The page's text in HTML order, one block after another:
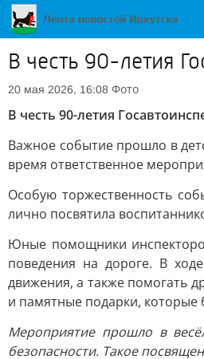
В честь 90-летия
20 мая 2026, 16:08 Фото
В честь 90-летия
Важное событие прошло в
время ответственное
Особую торжественность
лично посвятила
Юные помощники
поведения на дороге. В
движения, а также помогать
и памятные подарки, которые
Мероприятие прошло в
безопасности. Такое